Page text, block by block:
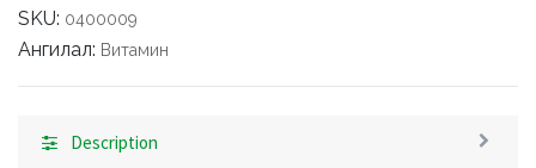
SKU: 0400009
Ангилал: Витамин
Description